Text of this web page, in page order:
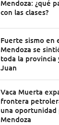
Mendoza: ¿qué
con las clases?
Fuerte sismo en
Mendoza se
toda la provincia
Juan
Vaca Muerta
frontera
una oportunidad
Mendoza